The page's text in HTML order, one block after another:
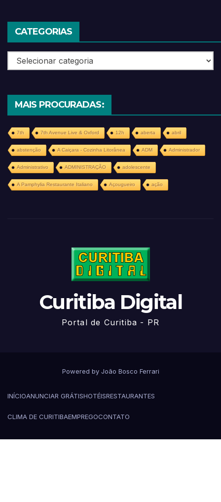
CATEGORIAS
Categorias
MAIS PROCURADAS:
7th 7th Avenue Live & Oxford 12h aberta abril
abstenção A Caiçara - Cozinha Litorânea ADM Administrador
Administrativo ADMINISTRAÇÃO adolescente
A Pamphylia Restaurante Italiano Açougueiro ação
Curitiba Digital
Portal de Curitiba - PR
Powered by João Bosco Ferrari
INÍCIOANUNCIAR GRÁTISHOTÉISRESTAURANTES
CLIMA DE CURITIBAEMPREGOCONTATO